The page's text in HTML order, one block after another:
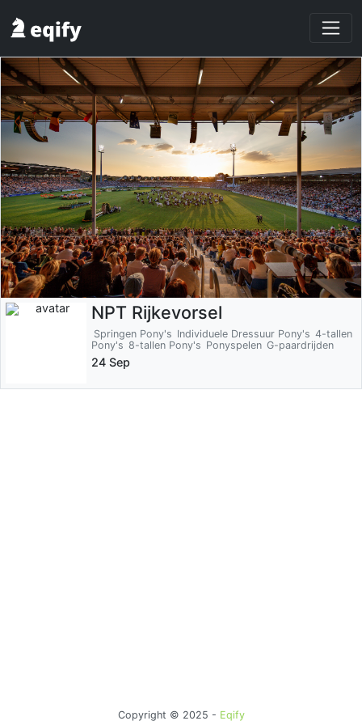
NPT Rijkevorsel
Springen Pony's Individuele Dressuur Pony's 4-tallen
Pony's 8-tallen Pony's Ponyspelen G-paardrijden
24 Sep
Copyright © 2025 - Eqify